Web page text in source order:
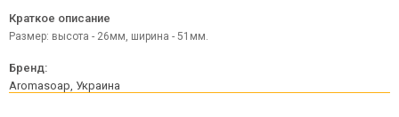
Краткое описание
Размер: высота - 26мм, ширина - 51мм.
Бренд:
Aromasoap, Украина